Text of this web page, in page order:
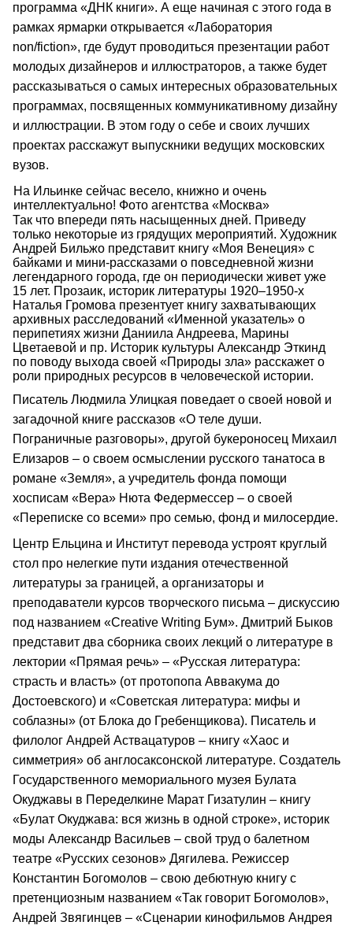
программа «ДНК книги». А еще начиная с этого года в
рамках ярмарки открывается «Лаборатория
non/fiction», где будут проводиться презентации работ
молодых дизайнеров и иллюстраторов, а также будет
рассказываться о самых интересных образовательных
программах, посвященных коммуникативному дизайну
и иллюстрации. В этом году о себе и своих лучших
проектах расскажут выпускники ведущих московских
вузов.
На Ильинке сейчас весело, книжно и очень
интеллектуально! Фото агентства «Москва»
Так что впереди пять насыщенных дней. Приведу
только некоторые из грядущих мероприятий. Художник
Андрей Бильжо представит книгу «Моя Венеция» с
байками и мини-рассказами о повседневной жизни
легендарного города, где он периодически живет уже
15 лет. Прозаик, историк литературы 1920–1950-х
Наталья Громова презентует книгу захватывающих
архивных расследований «Именной указатель» о
перипетиях жизни Даниила Андреева, Марины
Цветаевой и пр. Историк культуры Александр Эткинд
по поводу выхода своей «Природы зла» расскажет о
роли природных ресурсов в человеческой истории.
Писатель Людмила Улицкая поведает о своей новой и
загадочной книге рассказов «О теле души.
Пограничные разговоры», другой букероносец Михаил
Елизаров – о своем осмыслении русского танатоса в
романе «Земля», а учредитель фонда помощи
хосписам «Вера» Нюта Федермессер – о своей
«Переписке со всеми» про семью, фонд и милосердие.
Центр Ельцина и Институт перевода устроят круглый
стол про нелегкие пути издания отечественной
литературы за границей, а организаторы и
преподаватели курсов творческого письма – дискуссию
под названием «Creative Writing Бум». Дмитрий Быков
представит два сборника своих лекций о литературе в
лектории «Прямая речь» – «Русская литература:
страсть и власть» (от протопопа Аввакума до
Достоевского) и «Советская литература: мифы и
соблазны» (от Блока до Гребенщикова). Писатель и
филолог Андрей Аствацатуров – книгу «Хаос и
симметрия» об англосаксонской литературе. Создатель
Государственного мемориального музея Булата
Окуджавы в Переделкине Марат Гизатулин – книгу
«Булат Окуджава: вся жизнь в одной строке», историк
моды Александр Васильев – свой труд о балетном
театре «Русских сезонов» Дягилева. Режиссер
Константин Богомолов – свою дебютную книгу с
претенциозным названием «Так говорит Богомолов»,
Андрей Звягинцев – «Сценарии кинофильмов Андрея